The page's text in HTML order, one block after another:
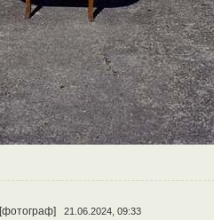
[фотограф] 21.06.2024, 09:33